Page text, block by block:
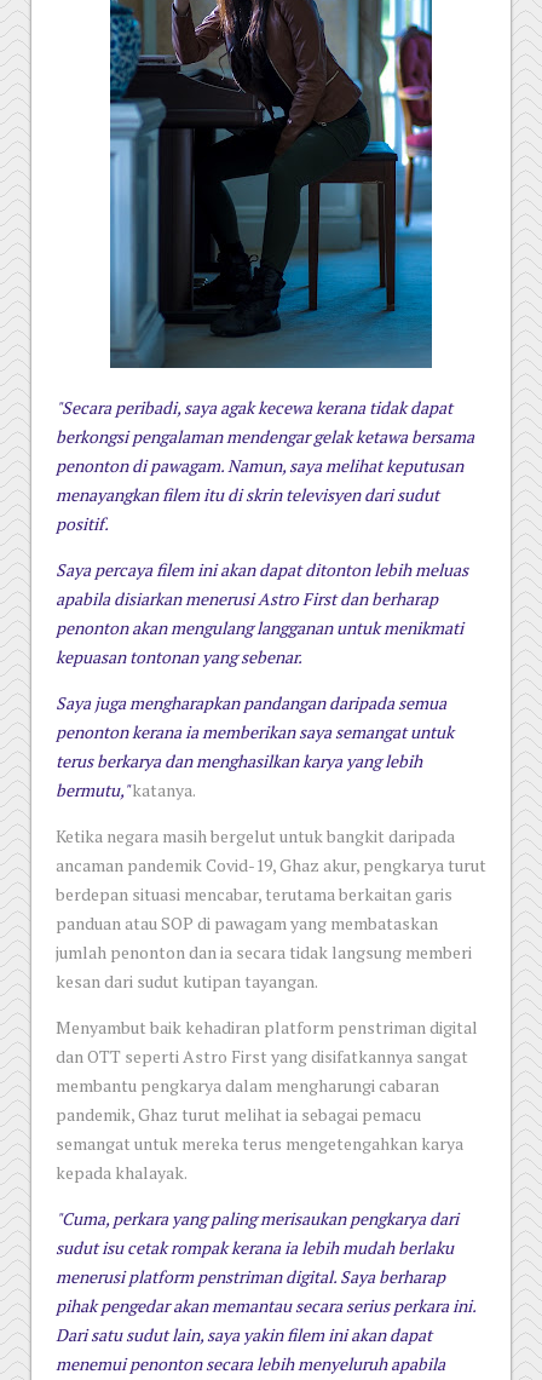
"Secara peribadi, saya agak kecewa kerana tidak dapat
berkongsi pengalaman mendengar gelak ketawa bersama
penonton di pawagam. Namun, saya melihat keputusan
menayangkan filem itu di skrin televisyen dari sudut
positif.
Saya percaya filem ini akan dapat ditonton lebih meluas
apabila disiarkan menerusi Astro First dan berharap
penonton akan mengulang langganan untuk menikmati
kepuasan tontonan yang sebenar.
Saya juga mengharapkan pandangan daripada semua
penonton kerana ia memberikan saya semangat untuk
terus berkarya dan menghasilkan karya yang lebih
bermutu,"katanya.
Ketika negara masih bergelut untuk bangkit daripada
ancaman pandemik Covid-19, Ghaz akur, pengkarya turut
berdepan situasi mencabar, terutama berkaitan garis
panduan atau SOP di pawagam yang membataskan
jumlah penonton dan ia secara tidak langsung memberi
kesan dari sudut kutipan tayangan.
Menyambut baik kehadiran platform penstriman digital
dan OTT seperti Astro First yang disifatkannya sangat
membantu pengkarya dalam mengharungi cabaran
pandemik, Ghaz turut melihat ia sebagai pemacu
semangat untuk mereka terus mengetengahkan karya
kepada khalayak.
"Cuma, perkara yang paling merisaukan pengkarya dari
sudut isu cetak rompak kerana ia lebih mudah berlaku
menerusi platform penstriman digital. Saya berharap
pihak pengedar akan memantau secara serius perkara ini.
Dari satu sudut lain, saya yakin filem ini akan dapat
menemui penonton secara lebih menyeluruh apabila